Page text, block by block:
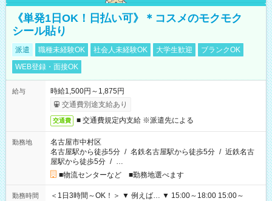
《単発1日OK！日払い可》＊コスメのモクモク
シール貼り
派遣 職種未経験OK 社会人未経験OK 大学生歓迎
ブランクOK
WEB登録・面接OK
給与
時給1,500円～1,875円
交通費別途支給あり
交通費 ■ 交通費規定内支給 ※派遣先による
勤務地
名古屋市中村区
名古屋駅から徒歩5分 / 名鉄名古屋駅から徒歩5分 / 近鉄名古
屋駅から徒歩5分 / …
■物流センターなど ■勤務地選べます
勤務時間
＜1日3時間～OK！＞ ▼ 例えば… ▼ 15:00～18:00 15:00～